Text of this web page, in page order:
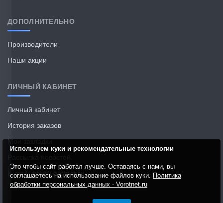
ДОПОЛНИТЕЛЬНО
Производители
Наши акции
ЛИЧНЫЙ КАБИНЕТ
Личный кабинет
История заказов
Мои закладки
E-mail: info@vorotnet.ru
Используем куки и рекомендательные технологии
Это чтобы сайт работал лучше. Оставаясь с нами, вы
соглашаетесь на использование файлов куки. Политика
обработки персональных данных - Vorotnet.ru